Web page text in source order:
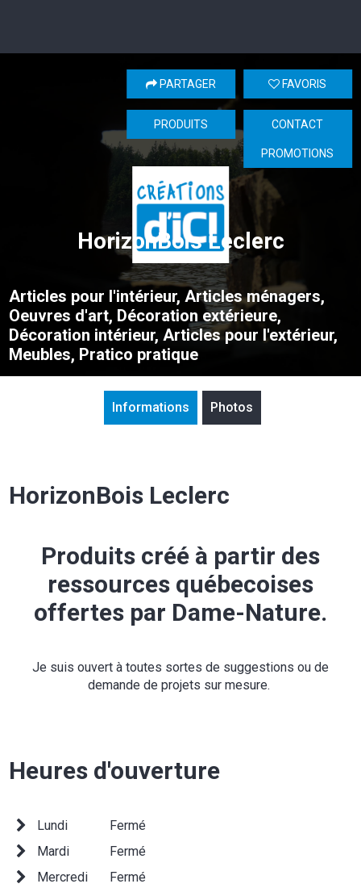
HorizonBois Leclerc
Articles pour l'intérieur, Articles ménagers,
Oeuvres d'art, Décoration extérieure,
Décoration intérieur, Articles pour l'extérieur,
Meubles, Pratico pratique
FAVORIS
PARTAGER
CONTACT
PRODUITS
PROMOTIONS
Informations Photos
HorizonBois Leclerc
Produits créé à partir des
ressources québecoises
offertes par Dame-Nature.
Je suis ouvert à toutes sortes de suggestions ou de
demande de projets sur mesure.
Heures d'ouverture
Lundi
Fermé
Mardi
Fermé
Mercredi
Fermé